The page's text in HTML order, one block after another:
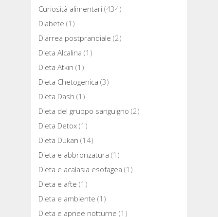
Curiosità alimentari (434)
Diabete (1)
Diarrea postprandiale (2)
Dieta Alcalina (1)
Dieta Atkin (1)
Dieta Chetogenica (3)
Dieta Dash (1)
Dieta del gruppo sanguigno (2)
Dieta Detox (1)
Dieta Dukan (14)
Dieta e abbronzatura (1)
Dieta e acalasia esofagea (1)
Dieta e afte (1)
Dieta e ambiente (1)
Dieta e apnee notturne (1)